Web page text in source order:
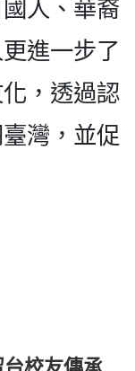
人、華裔
進一步了
，透過認
灣，並促